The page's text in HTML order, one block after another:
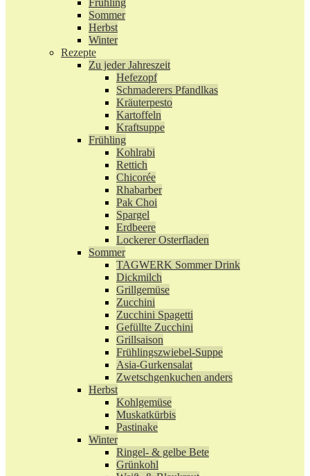
Frühling
Sommer
Herbst
Winter
Rezepte
Zu jeder Jahreszeit
Hefezopf
Schmaderers Pfandlkas
Kräuterpesto
Kartoffeln
Kraftsuppe
Frühling
Kohlrabi
Rettich
Chicorée
Rhabarber
Pak Choi
Spargel
Erdbeere
Lockerer Osterfladen
Sommer
TAGWERK Sommer Drink
Dickmilch
Grillgemüse
Zucchini
Zucchini Spagetti
Gefüllte Zucchini
Grillsaison
Frühlingszwiebel-Suppe
Asia-Gurkensalat
Zwetschgenkuchen anders
Herbst
Kohlgemüse
Muskatkürbis
Pastinake
Winter
Ringel- & gelbe Bete
Grünkohl